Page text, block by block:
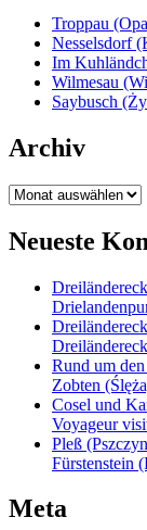
Troppau
Nesselsdorf
Im
Wilmesau
Saybusch
Archiv
Archiv
Neueste
Rund um
Zobten
Cosel und
Voyageur
Pleß
Fürstenstein
Meta